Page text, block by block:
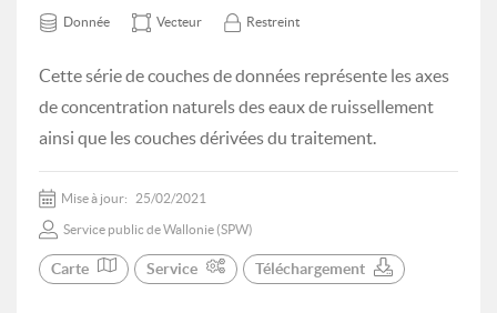
Donnée Vecteur Restreint
Cette série de couches de données représente les axes
de concentration naturels des eaux de ruissellement
ainsi que les couches dérivées du traitement.
Mise à jour: 25/02/2021
Service public de Wallonie (SPW)
Carte Service Téléchargement